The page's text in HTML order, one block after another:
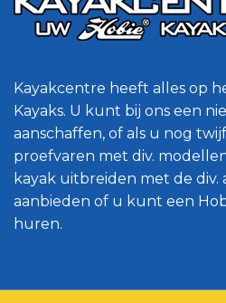
Kayakcentre heeft alles op
Kayaks. U kunt bij ons een
aanschaffen, of als u nog
proefvaren met div.
kayak uitbreiden met de div.
aanbieden of u kunt een
huren.